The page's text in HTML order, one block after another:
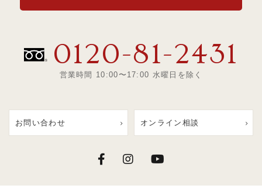
0120-81-2431
営業時間 10:00〜17:00 水曜日を除く
お問い合わせ オンライン相談